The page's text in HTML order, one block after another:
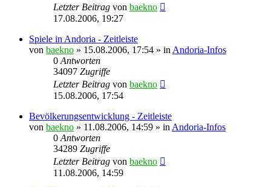
Letzter Beitrag von baekno
17.08.2006, 19:27
Spiele in Andoria - Zeitleiste
von baekno » 15.08.2006, 17:54 » in Andoria-Infos
0 Antworten
34097 Zugriffe
Letzter Beitrag von baekno
15.08.2006, 17:54
Bevölkerungsentwicklung - Zeitleiste
von baekno » 11.08.2006, 14:59 » in Andoria-Infos
0 Antworten
34289 Zugriffe
Letzter Beitrag von baekno
11.08.2006, 14:59